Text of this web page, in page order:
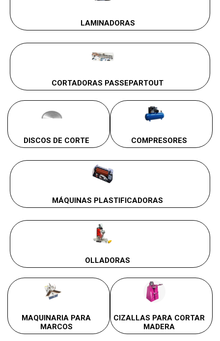
LAMINADORAS
CORTADORAS PASSEPARTOUT
DISCOS DE CORTE COMPRESORES
MÁQUINAS PLASTIFICADORAS
OLLADORAS
MAQUINARIA PARA
MARCOS
CIZALLAS PARA CORTAR
MADERA